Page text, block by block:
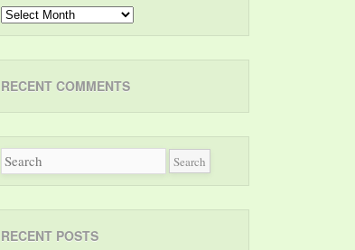
Archives
RECENT COMMENTS
RECENT POSTS